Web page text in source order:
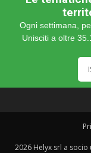
Ogni settimana,
Unisciti a oltre
2026 Helyx srl a socio